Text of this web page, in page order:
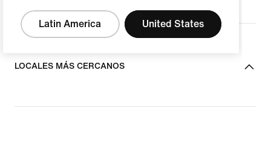
Latin America United States
LOCALES MÁS CERCANOS